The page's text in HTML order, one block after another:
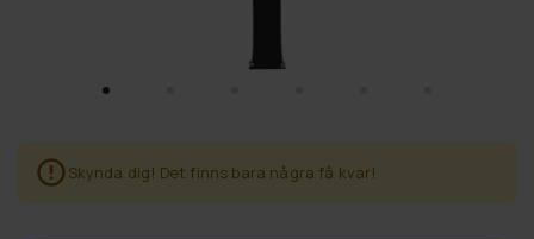
Skynda dig! Det finns bara några få kvar!